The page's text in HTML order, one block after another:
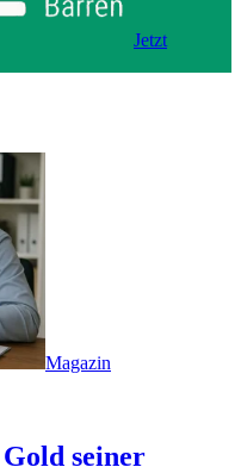
Jetzt
Magazin
seiner